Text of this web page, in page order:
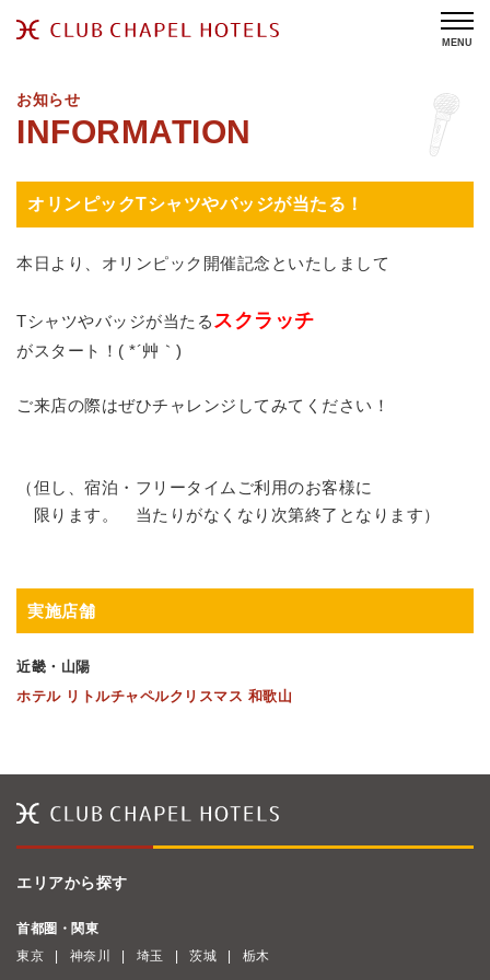
MENU
お知らせ
オリンピックTシャツやバッジが当たる！
本日より、オリンピック開催記念といたしまして
Tシャツやバッジが当たるスクラッチ
がスタート！( *´艸｀)
ご来店の際はぜひチャレンジしてみてください！
（但し、宿泊・フリータイムご利用のお客様に
限ります。 当たりがなくなり次第終了となります）
実施店舗
近畿・山陽
ホテル リトルチャペルクリスマス 和歌山
エリアから探す
首都圏・関東
東京
神奈川 埼玉 茨城 栃木